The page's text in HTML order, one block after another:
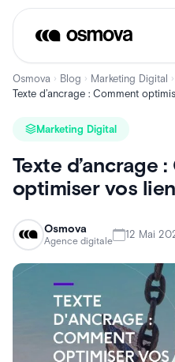
Aller
contenu
Osmova › Blog › Marketing Digital ›
Texte d’ancrage : Comment
Marketing Digital
Texte d’ancrage
optimiser vos
Osmova
Agence digitale
12 Mai